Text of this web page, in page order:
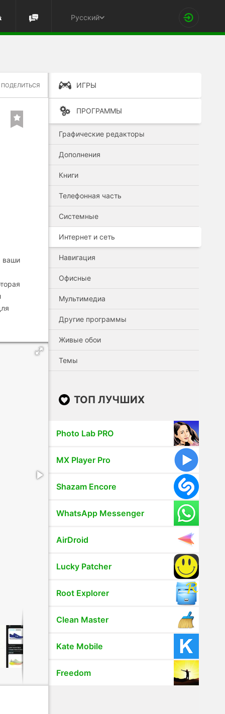
Русский
ПОДЕЛИТЬСЯ
ваши
ИГРЫ
ПРОГРАММЫ
Графические редакторы
Дополнения
Книги
Телефонная часть
Системные
Интернет и сеть
Навигация
Офисные
Мультимедиа
Другие программы
Живые обои
Темы
ТОП ЛУЧШИХ
Photo Lab PRO
MX Player Pro
Shazam Encore
WhatsApp Messenger
AirDroid
Lucky Patcher
Root Explorer
Clean Master
Kate Mobile
Freedom